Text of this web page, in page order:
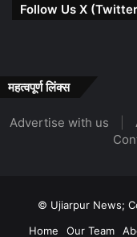
Follow Us X
महत्वपूर्ण लिंक्स
Advertise with us
© Ujiarpur News;
Home
Our Team